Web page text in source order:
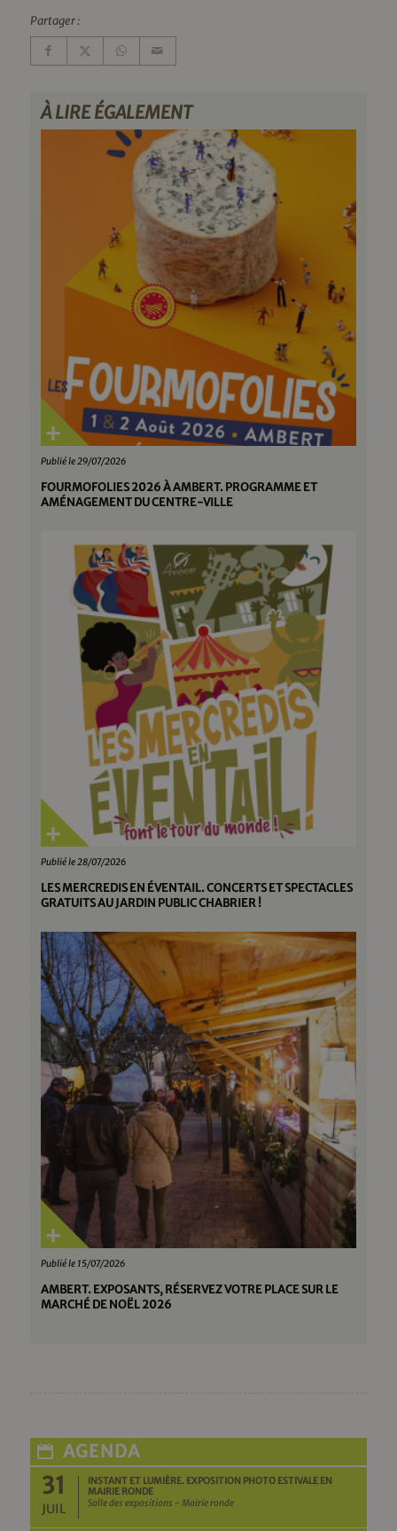
Partager :
À LIRE ÉGALEMENT
Publié le 29/07/2026
FOURMOFOLIES 2026 À AMBERT. PROGRAMME ET
AMÉNAGEMENT DU CENTRE-VILLE
Publié le 28/07/2026
LES MERCREDIS EN ÉVENTAIL. CONCERTS ET SPECTACLES
GRATUITS AU JARDIN PUBLIC CHABRIER !
Publié le 15/07/2026
AMBERT. EXPOSANTS, RÉSERVEZ VOTRE PLACE SUR LE
MARCHÉ DE NOËL 2026
AGENDA
31
JUIL
INSTANT ET LUMIÈRE. EXPOSITION PHOTO ESTIVALE EN
MAIRIE RONDE
Salle des expositions - Mairie ronde